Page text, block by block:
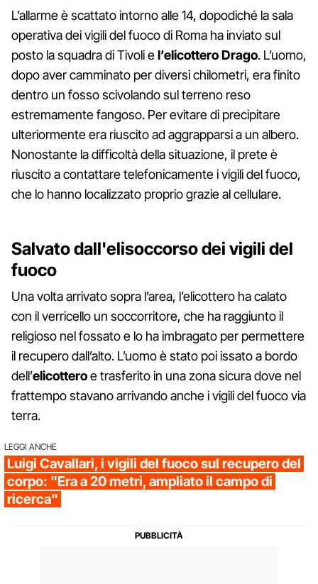
L’allarme è scattato intorno alle 14, dopodiché la sala
operativa dei vigili del fuoco di Roma ha inviato sul
posto la squadra di Tivoli el’elicottero Drago. L’uomo,
dopo aver camminato per diversi chilometri, era finito
dentro un fosso scivolando sul terreno reso
estremamente fangoso. Per evitare di precipitare
ulteriormente era riuscito ad aggrapparsi a un albero.
Nonostante la difficoltà della situazione, il prete è
riuscito a contattare telefonicamente i vigili del fuoco,
che lo hanno localizzato proprio grazie al cellulare.
Salvato dall'elisoccorso dei vigili del
fuoco
Una volta arrivato sopra l’area, l’elicottero ha calato
con il verricello un soccorritore, che ha raggiunto il
religioso nel fossato e lo ha imbragato per permettere
il recupero dall’alto. L’uomo è stato poi issato a bordo
dell’elicotteroe trasferito in una zona sicura dove nel
frattempo stavano arrivando anche i vigili del fuoco via
terra.
LEGGI ANCHE
Luigi Cavallari, i vigili del fuoco sul recupero del
corpo: "Era a 20 metri, ampliato il campo di
ricerca"